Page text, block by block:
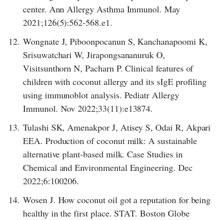
center. Ann Allergy Asthma Immunol. May
2021;126(5):562-568.e1.
12. Wongnate J, Piboonpocanun S, Kanchanapoomi K,
Srisuwatchari W, Jirapongsananuruk O,
Visitsunthorn N, Pacharn P. Clinical features of
children with coconut allergy and its sIgE profiling
using immunoblot analysis. Pediatr Allergy
Immunol. Nov 2022;33(11):e13874.
13. Tulashi SK, Amenakpor J, Atisey S, Odai R, Akpari
EEA. Production of coconut milk: A sustainable
alternative plant-based milk. Case Studies in
Chemical and Environmental Engineering. Dec
2022;6:100206.
14. Wosen J. How coconut oil got a reputation for being
healthy in the first place. STAT. Boston Globe